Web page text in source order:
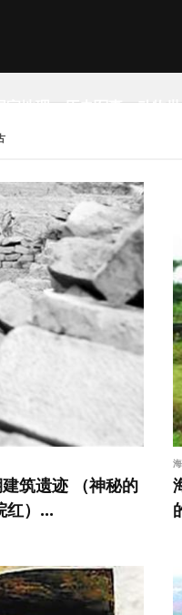
家地理 历史军事 动物
筑遗迹 （神秘的
红）...